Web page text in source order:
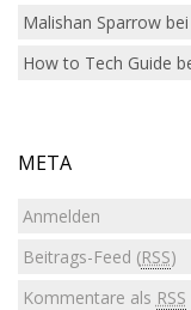
Malishan Sparrowbei
How to Tech Guide
META
Anmelden
Beitrags-Feed (RSS)
Kommentare als RSS